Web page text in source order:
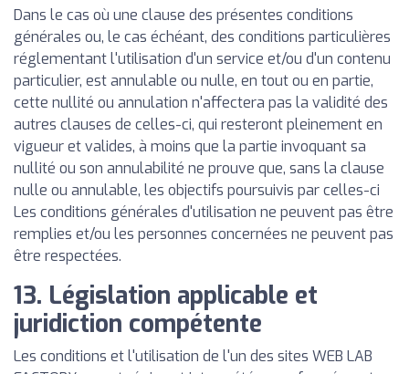
Dans le cas où une clause des présentes conditions
générales ou, le cas échéant, des conditions particulières
réglementant l'utilisation d'un service et/ou d'un contenu
particulier, est annulable ou nulle, en tout ou en partie,
cette nullité ou annulation n'affectera pas la validité des
autres clauses de celles-ci, qui resteront pleinement en
vigueur et valides, à moins que la partie invoquant sa
nullité ou son annulabilité ne prouve que, sans la clause
nulle ou annulable, les objectifs poursuivis par celles-ci
Les conditions générales d'utilisation ne peuvent pas être
remplies et/ou les personnes concernées ne peuvent pas
être respectées.
13. Législation applicable et
juridiction compétente
Les conditions et l'utilisation de l'un des sites WEB LAB